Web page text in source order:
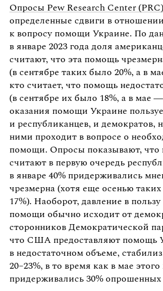
Опросы Pew Research Center (PRC)
определенные сдвиги в
к вопросу помощи Украине. По
в январе 2023 года доля
считают, что эта помощь
(в сентябре таких было 20%, а в
кто считает, что помощь
(в сентябре их было 18%, а в мае
оказания помощи Украине
и республиканцев, и демократов,
ними проходит в вопросе о
помощи. Опросы показывают,
считают в первую очередь
в январе 40% придерживались
чрезмерна (хотя еще осенью
17%). Наоборот, давление в
помощи обычно исходит от
сторонников Демократической
что США предоставляют помощь
в недостаточном объеме,
20–23%, в то время как в мае
придерживались 30%